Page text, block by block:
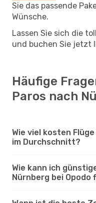
Sie das passende
Wünsche.
Lassen Sie sich die
und buchen Sie jetzt
Häufige
Paros nach
Wie viel kosten
im Durchschnitt?
Wie kann ich
Nürnberg bei Opodo